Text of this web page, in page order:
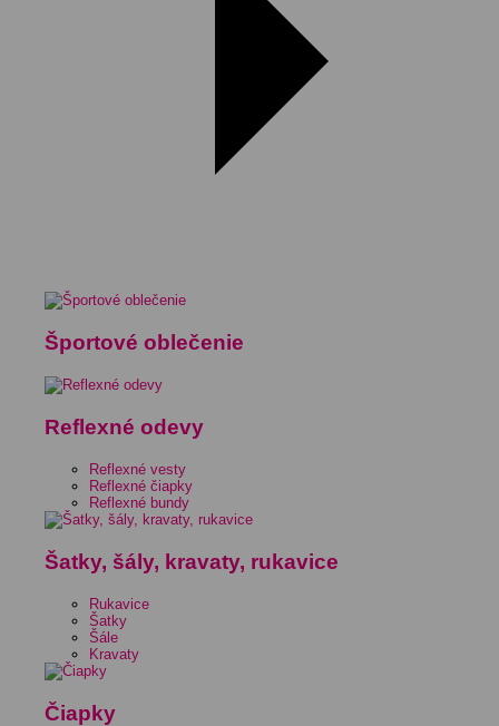
Športové oblečenie
Reflexné odevy
Reflexné vesty
Reflexné čiapky
Reflexné bundy
Šatky, šály, kravaty, rukavice
Rukavice
Šatky
Šále
Kravaty
Čiapky